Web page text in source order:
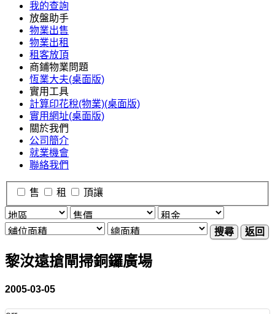
我的查詢
放盤助手
物業出售
物業出租
租客放頂
商鋪物業問題
恆業大夫(桌面版)
實用工具
計算印花稅(物業)(桌面版)
實用網址(桌面版)
關於我們
公司簡介
就業機會
聯絡我們
售 租 頂讓
搜尋 返回
黎汝遠搶閘掃銅鑼廣場
2005-03-05